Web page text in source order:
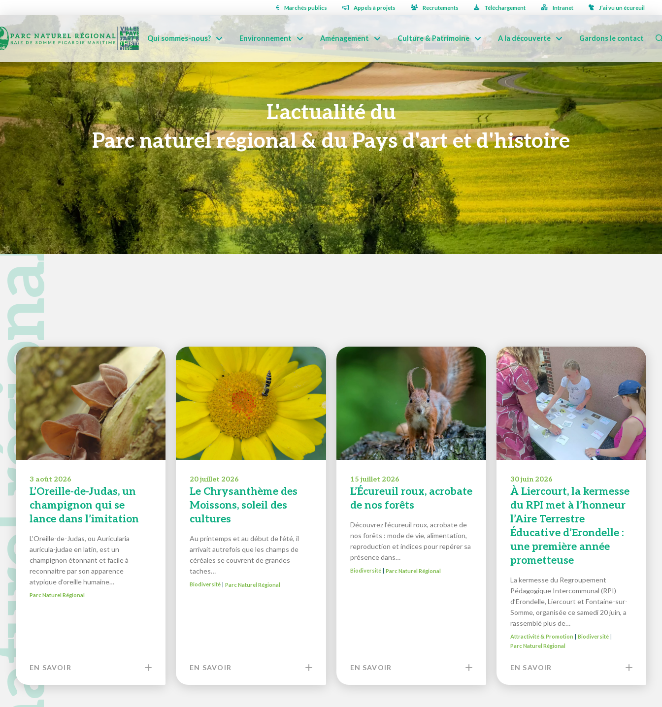
Marchés publics Appels à projets Recrutements Téléchargement Intranet J’ai vu un écureuil
Qui sommes-nous? Environnement Aménagement Culture & Patrimoine A la découverte Gardons le contact
L'actualité du
Parc naturel régional & du Pays d'art et d'histoire
3 août 2026
L’Oreille-de-Judas, un
champignon qui se
lance dans l’imitation
L’Oreille-de-Judas, ou Auricularia
auricula-judae en latin, est un
champignon étonnant et facile à
reconnaitre par son apparence
atypique d’oreille humaine…
Parc Naturel Régional
EN SAVOIR
20 juillet 2026
Le Chrysanthème des
Moissons, soleil des
cultures
Au printemps et au début de l’été, il
arrivait autrefois que les champs de
céréales se couvrent de grandes
taches…
Biodiversité |Parc Naturel Régional
EN SAVOIR
15 juillet 2026
L’Écureuil roux, acrobate
de nos forêts
Découvrez l’écureuil roux, acrobate de
nos forêts : mode de vie, alimentation,
reproduction et indices pour repérer sa
présence dans…
Biodiversité| Parc Naturel Régional
EN SAVOIR
30 juin 2026
À Liercourt, la kermesse
du RPI met à l’honneur
l’Aire Terrestre
Éducative d’Erondelle :
une première année
prometteuse
La kermesse du Regroupement
Pédagogique Intercommunal (RPI)
d’Erondelle, Liercourt et Fontaine-sur-
Somme, organisée ce samedi 20 juin, a
rassemblé plus de…
Attractivité & Promotion Biodiversité|
Parc Naturel Régional
EN SAVOIR